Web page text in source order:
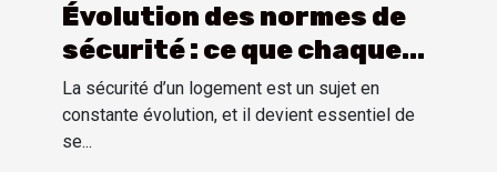
Évolution des normes de
sécurité : ce que chaque
propriétaire doit savoir
La sécurité d’un logement est un sujet en
constante évolution, et il devient essentiel de
se...